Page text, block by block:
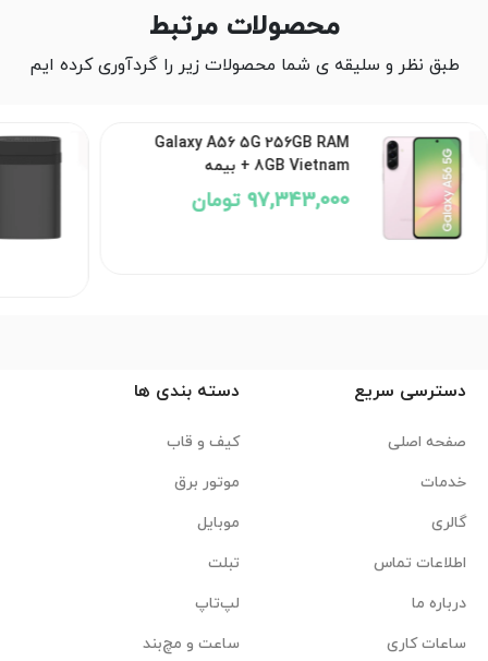
محصولات مرتبط
طبق نظر و سلیقه ی شما محصولات زیر را گردآوری کرده ایم
Galaxy A56 5G 256GB RAM
8GB Vietnam + بیمه
97,343,000 تومان
دسترسی سریع
صفحه اصلی
خدمات
گالری
اطلاعات تماس
درباره ما
ساعات کاری
دسته بندی ها
کیف و قاب
موتور برق
موبایل
تبلت
لپ‌تاپ
ساعت و مچ‌بند